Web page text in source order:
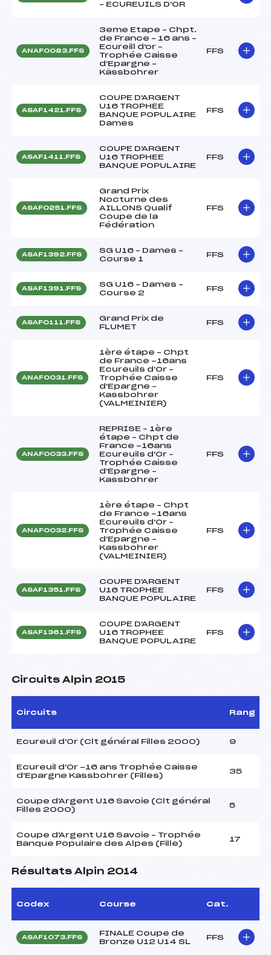
– ECUREUILS D'OR
ANAF0083.FFS
3eme Etape – Chpt.
de France – 16 ans –
Ecureill d'or –
Trophée Caisse
d'Epargne –
Kässbohrer
FFS
ASAF1421.FFS
COUPE D'ARGENT
U16 TROPHEE
BANQUE POPULAIRE
Dames
FFS
ASAF1411.FFS
COUPE D'ARGENT
U16 TROPHEE
BANQUE POPULAIRE
FFS
ASAF0251.FFS
Grand Prix
Nocturne des
AILLONS Qualif
Coupe de la
Fédération
FFS
ASAF1392.FFS
SG U16 – Dames –
Course 1
FFS
ASAF1391.FFS
SG U16 – Dames –
Course 2
FFS
ASAF0111.FFS
Grand Prix de
FLUMET
FFS
ANAF0031.FFS
1ère étape – Chpt
de France -16ans
Ecureuils d'Or –
Trophée Caisse
d'Epargne –
Kassbohrer
(VALMEINIER)
FFS
ANAF0033.FFS
REPRISE – 1ère
étape – Chpt de
France -16ans
Ecureuils d'Or –
Trophée Caisse
d'Epargne –
Kassbohrer
FFS
ANAF0032.FFS
1ère étape – Chpt
de France -16ans
Ecureuils d'Or –
Trophée Caisse
d'Epargne –
Kassbohrer
(VALMEINIER)
FFS
ASAF1351.FFS
COUPE D'ARGENT
U16 TROPHEE
BANQUE POPULAIRE
FFS
ASAF1361.FFS
COUPE D'ARGENT
U16 TROPHEE
BANQUE POPULAIRE
FFS
Circuits Alpin 2015
Circuits Rang
Ecureuil d'Or (Clt général Filles 2000) 9
Ecureuil d'Or -16 ans Trophée Caisse
d'Epargne Kassbohrer (Filles)
35
Coupe d'Argent U16 Savoie (Clt général
Filles 2000)
5
Coupe d'Argent U16 Savoie – Trophée
Banque Populaire des Alpes (Fille)
17
Résultats Alpin 2014
Codex Course Cat.
ASAF1073.FFS
FINALE Coupe de
Bronze U12 U14 SL
FFS